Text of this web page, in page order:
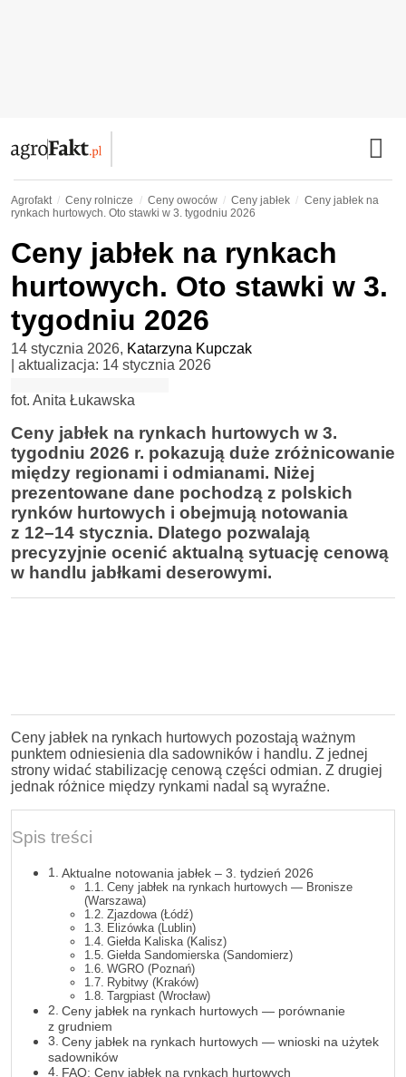
Agrofakt Ceny rolnicze Ceny owoców Ceny jabłek
Ceny jabłek na
rynkach hurtowych. Oto stawki w 3. tygodniu 2026
Ceny jabłek na rynkach
hurtowych. Oto stawki w 3.
tygodniu 2026
14 stycznia 2026, Katarzyna Kupczak
| aktualizacja: 14 stycznia 2026
fot. Anita Łukawska
Ceny jabłek na rynkach hurtowych w 3.
tygodniu 2026 r. pokazują duże zróżnicowanie
między regionami i odmianami. Niżej
prezentowane dane pochodzą z polskich
rynków hurtowych i obejmują notowania
z 12–14 stycznia. Dlatego pozwalają
precyzyjnie ocenić aktualną sytuację cenową
w handlu jabłkami deserowymi.
Ceny jabłek na rynkach hurtowych pozostają ważnym
punktem odniesienia dla sadowników i handlu. Z jednej
strony widać stabilizację cenową części odmian. Z drugiej
jednak różnice między rynkami nadal są wyraźne.
Spis treści
Aktualne notowania jabłek – 3. tydzień 2026
Ceny jabłek na rynkach hurtowych — Bronisze
(Warszawa)
Zjazdowa (Łódź)
Elizówka (Lublin)
Giełda Kaliska (Kalisz)
Giełda Sandomierska (Sandomierz)
WGRO (Poznań)
Rybitwy (Kraków)
Targpiast (Wrocław)
Ceny jabłek na rynkach hurtowych — porównanie
z grudniem
Ceny jabłek na rynkach hurtowych — wnioski na użytek
sadowników
FAQ: Ceny jabłek na rynkach hurtowych